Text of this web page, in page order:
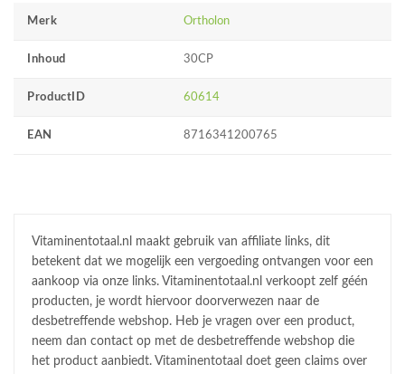
Merk Ortholon
Inhoud 30CP
ProductID 60614
EAN 8716341200765
Vitaminentotaal.nl maakt gebruik van affiliate links, dit
betekent dat we mogelijk een vergoeding ontvangen voor een
aankoop via onze links. Vitaminentotaal.nl verkoopt zelf géén
producten, je wordt hiervoor doorverwezen naar de
desbetreffende webshop. Heb je vragen over een product,
neem dan contact op met de desbetreffende webshop die
het product aanbiedt. Vitaminentotaal doet geen claims over